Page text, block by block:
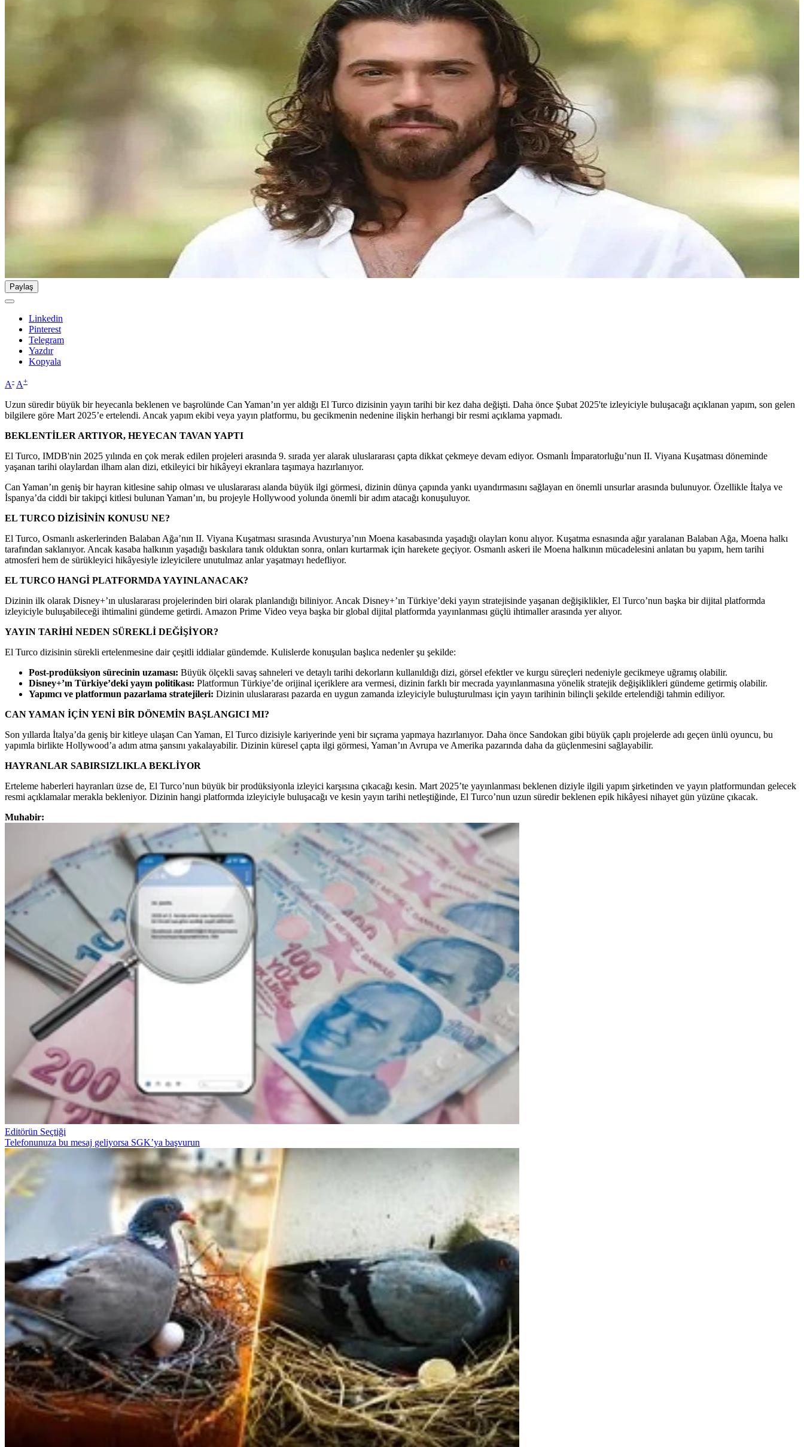
Paylaş
Linkedin
Pinterest
Telegram
Yazdır
Kopyala
A- A+
Uzun süredir büyük bir heyecanla beklenen ve başrolünde Can Yaman’ın yer aldığı El Turco dizisinin yayın tarihi bir kez daha değişti. Daha önce Şubat 2025'te izleyiciyle buluşacağı açıklanan yapım, son gelen
bilgilere göre Mart 2025’e ertelendi. Ancak yapım ekibi veya yayın platformu, bu gecikmenin nedenine ilişkin herhangi bir resmi açıklama yapmadı.
BEKLENTİLER ARTIYOR, HEYECAN TAVAN YAPTI
El Turco, IMDB'nin 2025 yılında en çok merak edilen projeleri arasında 9. sırada yer alarak uluslararası çapta dikkat çekmeye devam ediyor. Osmanlı İmparatorluğu’nun II. Viyana Kuşatması döneminde
yaşanan tarihi olaylardan ilham alan dizi, etkileyici bir hikâyeyi ekranlara taşımaya hazırlanıyor.
Can Yaman’ın geniş bir hayran kitlesine sahip olması ve uluslararası alanda büyük ilgi görmesi, dizinin dünya çapında yankı uyandırmasını sağlayan en önemli unsurlar arasında bulunuyor. Özellikle İtalya ve
İspanya’da ciddi bir takipçi kitlesi bulunan Yaman’ın, bu projeyle Hollywood yolunda önemli bir adım atacağı konuşuluyor.
EL TURCO DİZİSİNİN KONUSU NE?
El Turco, Osmanlı askerlerinden Balaban Ağa’nın II. Viyana Kuşatması sırasında Avusturya’nın Moena kasabasında yaşadığı olayları konu alıyor. Kuşatma esnasında ağır yaralanan Balaban Ağa, Moena halkı
tarafından saklanıyor. Ancak kasaba halkının yaşadığı baskılara tanık olduktan sonra, onları kurtarmak için harekete geçiyor. Osmanlı askeri ile Moena halkının mücadelesini anlatan bu yapım, hem tarihi
atmosferi hem de sürükleyici hikâyesiyle izleyicilere unutulmaz anlar yaşatmayı hedefliyor.
EL TURCO HANGİ PLATFORMDA YAYINLANACAK?
Dizinin ilk olarak Disney+’ın uluslararası projelerinden biri olarak planlandığı biliniyor. Ancak Disney+’ın Türkiye’deki yayın stratejisinde yaşanan değişiklikler, El Turco’nun başka bir dijital platformda
izleyiciyle buluşabileceği ihtimalini gündeme getirdi. Amazon Prime Video veya başka bir global dijital platformda yayınlanması güçlü ihtimaller arasında yer alıyor.
YAYIN TARİHİ NEDEN SÜREKLİ DEĞİŞİYOR?
El Turco dizisinin sürekli ertelenmesine dair çeşitli iddialar gündemde. Kulislerde konuşulan başlıca nedenler şu şekilde:
Post-prodüksiyon sürecinin uzaması: Büyük ölçekli savaş sahneleri ve detaylı tarihi dekorların kullanıldığı dizi, görsel efektler ve kurgu süreçleri nedeniyle gecikmeye uğramış olabilir.
Disney+’ın Türkiye’deki yayın politikası: Platformun Türkiye’de orijinal içeriklere ara vermesi, dizinin farklı bir mecrada yayınlanmasına yönelik stratejik değişiklikleri gündeme getirmiş olabilir.
Yapımcı ve platformun pazarlama stratejileri: Dizinin uluslararası pazarda en uygun zamanda izleyiciyle buluşturulması için yayın tarihinin bilinçli şekilde ertelendiği tahmin ediliyor.
CAN YAMAN İÇİN YENİ BİR DÖNEMİN BAŞLANGICI MI?
Son yıllarda İtalya’da geniş bir kitleye ulaşan Can Yaman, El Turco dizisiyle kariyerinde yeni bir sıçrama yapmaya hazırlanıyor. Daha önce Sandokan gibi büyük çaplı projelerde adı geçen ünlü oyuncu, bu
yapımla birlikte Hollywood’a adım atma şansını yakalayabilir. Dizinin küresel çapta ilgi görmesi, Yaman’ın Avrupa ve Amerika pazarında daha da güçlenmesini sağlayabilir.
HAYRANLAR SABIRSIZLIKLA BEKLİYOR
Erteleme haberleri hayranları üzse de, El Turco’nun büyük bir prodüksiyonla izleyici karşısına çıkacağı kesin. Mart 2025’te yayınlanması beklenen diziyle ilgili yapım şirketinden ve yayın platformundan gelecek
resmi açıklamalar merakla bekleniyor. Dizinin hangi platformda izleyiciyle buluşacağı ve kesin yayın tarihi netleştiğinde, El Turco’nun uzun süredir beklenen epik hikâyesi nihayet gün yüzüne çıkacak.
Muhabir:
Editörün Seçtiği
Telefonunuza bu mesaj geliyorsa SGK’ya başvurun